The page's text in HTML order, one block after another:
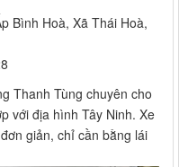
Bình Hoà, Xã Thái Hoà,
Thanh Tùng chuyên cho
với địa hình Tây Ninh. Xe
giản, chỉ cần bằng lái